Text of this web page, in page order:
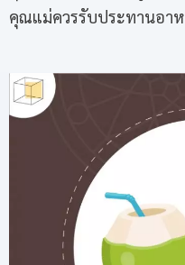
คุณแม่ควรรับประทานอา